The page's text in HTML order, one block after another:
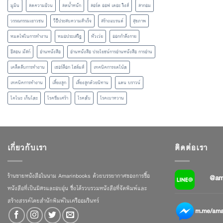
มูมิน
ลดความอ้วน ลดน้ำหนัก ลอร์ด ออฟ เดอะ ริงส์
ลากอม
วรรณกรรมเยาวชน
วิธีประสบความสำเร็จ สร้างแบรนด์
สุขภาพ
หมดไฟในการทำงาน
หมอประเสริฐ หัวเว่ย
ออกกำลังกาย
อีลอน มัสก์
อ่านหนังสือ
อ่านหนังสือ ประโยชน์การอ่านหนังสือ การอ่าน
เคล็ดลับการทำงาน
เชอร์ล็อก โฮล์มส์
เทคนิคการจดโน้ต
เทคนิคการทำงาน
เลี้ยงลูก เลี้ยงลูกด้วยนิทาน
แดน บราวน์
โคโนะ เก็นโตะ
โรคซึมเศร้า โรคตับ โรคเบาหวาน
เกี่ยวกับเรา
ร้านขายหนังสือในนาม Amarinbooks ด้วยบรรยากาศของการซื้อ
หนังสือที่เป็นมิตรและอบอุ่น ซึ่งได้รวบรวมหนังสือที่จัดพิมพ์และ
สร้างสรรค์โดยสำนักพิมพ์ในเครืออมรินทร์
ติดต่อเรา
m.me/